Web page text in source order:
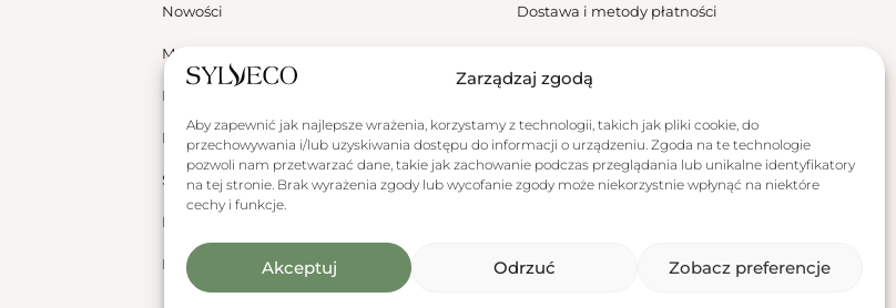
Zarządzaj zgodą
Aby zapewnić jak najlepsze wrażenia, korzystamy z technologii, takich jak pliki cookie, do
przechowywania i/lub uzyskiwania dostępu do informacji o urządzeniu. Zgoda na te technologie
pozwoli nam przetwarzać dane, takie jak zachowanie podczas przeglądania lub unikalne identyfikatory
na tej stronie. Brak wyrażenia zgody lub wycofanie zgody może niekorzystnie wpłynąć na niektóre
cechy i funkcje.
Akceptuj Odrzuć Zobacz preferencje
Nowości
Moje konto
Dermokonsultacje
Blog
Sylveco za granicą
Polityka plików cookies
Polityka plików cookies
Dostawa i metody płatności
Zwroty i reklamacje
RODO